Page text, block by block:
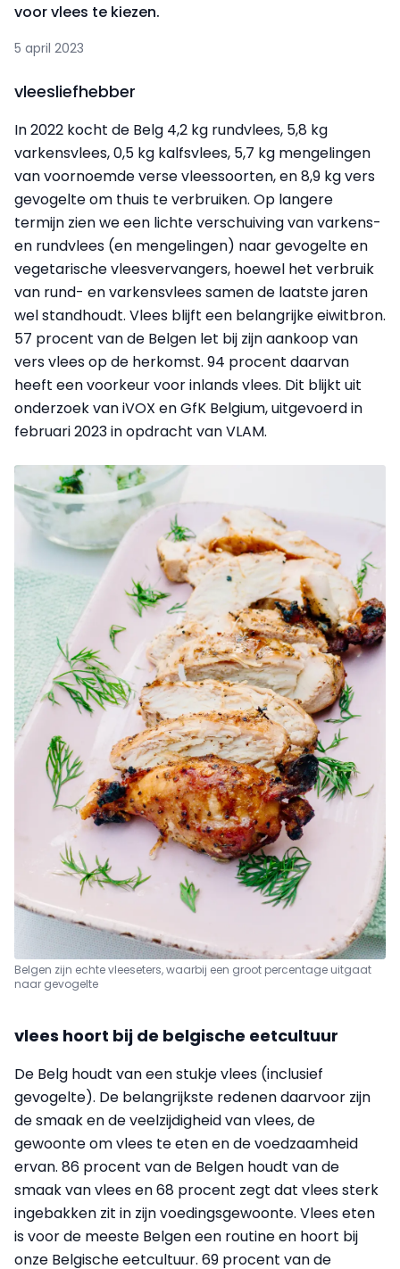
voor vlees te kiezen.
5 april 2023
vleesliefhebber
In 2022 kocht de Belg 4,2 kg rundvlees, 5,8 kg
varkensvlees, 0,5 kg kalfsvlees, 5,7 kg mengelingen
van voornoemde verse vleessoorten, en 8,9 kg vers
gevogelte om thuis te verbruiken. Op langere
termijn zien we een lichte verschuiving van varkens-
en rundvlees (en mengelingen) naar gevogelte en
vegetarische vleesvervangers, hoewel het verbruik
van rund- en varkensvlees samen de laatste jaren
wel standhoudt. Vlees blijft een belangrijke eiwitbron.
57 procent van de Belgen let bij zijn aankoop van
vers vlees op de herkomst. 94 procent daarvan
heeft een voorkeur voor inlands vlees. Dit blijkt uit
onderzoek van iVOX en GfK Belgium, uitgevoerd in
februari 2023 in opdracht van VLAM.
Belgen zijn echte vleeseters, waarbij een groot percentage uitgaat
naar gevogelte
vlees hoort bij de belgische eetcultuur
De Belg houdt van een stukje vlees (inclusief
gevogelte). De belangrijkste redenen daarvoor zijn
de smaak en de veelzijdigheid van vlees, de
gewoonte om vlees te eten en de voedzaamheid
ervan. 86 procent van de Belgen houdt van de
smaak van vlees en 68 procent zegt dat vlees sterk
ingebakken zit in zijn voedingsgewoonte. Vlees eten
is voor de meeste Belgen een routine en hoort bij
onze Belgische eetcultuur. 69 procent van de